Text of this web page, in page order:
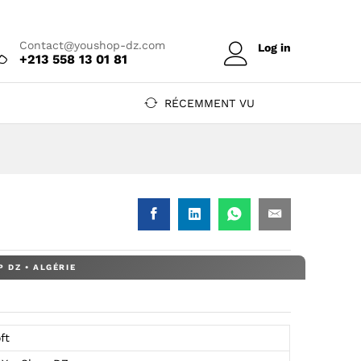
Contact@youshop-dz.com
+213 558 13 01 81
Log in
RÉCEMMENT VU